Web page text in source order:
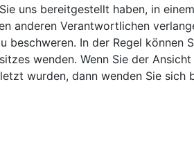
uns bereitgestellt haben, in
anderen Verantwortlichen
beschweren. In der Regel
wenden. Wenn Sie der
wurden, dann wenden Sie